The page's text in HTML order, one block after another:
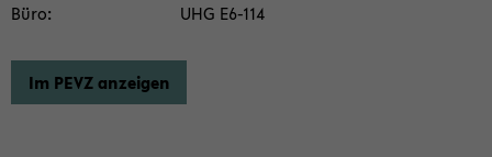
Büro
UHG E6-​114
Im PEVZ an­zei­gen